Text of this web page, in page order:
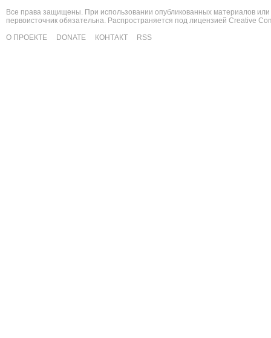
Все права защищены. При использовании опубликованных материалов
первоисточник обязательна. Распространяется под лицензией Creative
О ПРОЕКТЕ
DONATE КОНТАКТ RSS